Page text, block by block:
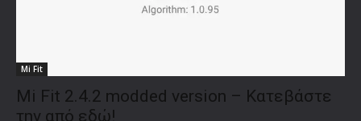
Mi Fit
Mi Fit 2.4.2 modded version – Κατεβάστε
την από εδώ!